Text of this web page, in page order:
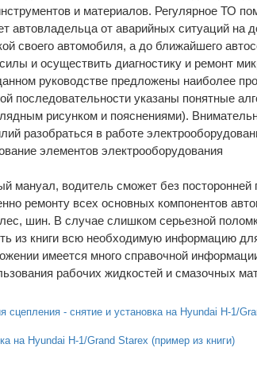
и материалов. Регулярное ТО
автовладельца от аварийных ситуаций
своего автомобиля, а до ближайшего
и осуществить диагностику и ремонт
руководстве предложены наиболее
последовательности указаны понятные
рисунком и пояснениями).
разобраться в работе
элементов электрооборудования
мануал, водитель сможет без
ремонту всех основных компонентов
шин. В случае слишком серьезной
из книги всю необходимую информацию
имеется много справочной
рабочих жидкостей и смазочных
- снятие и установка на Hyundai H-1/
на Hyundai H-1/Grand Starex (пример из книги)